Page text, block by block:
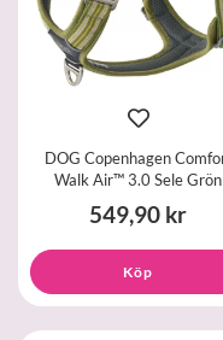
DOG Copenhagen
Walk Air™ 3.0 Sele Grön
549,90 kr
Köp